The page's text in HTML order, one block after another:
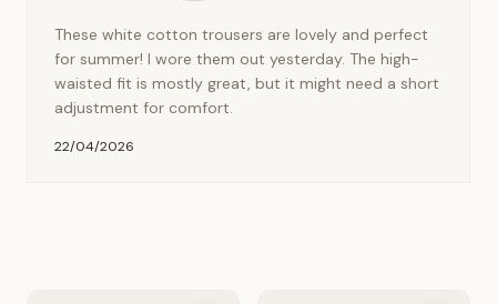
These white cotton trousers are lovely and perfect
for summer! I wore them out yesterday. The high-
waisted fit is mostly great, but it might need a short
adjustment for comfort.
22/04/2026